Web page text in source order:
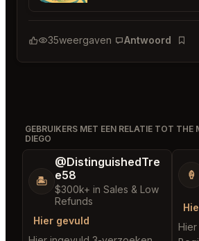
35weergaven Antwoord
GEBRUIKERS MET EEN RELATIE TOT THE
DIEGO
🏝️
@DistinguishedTre
e58
$300k+ in Sales & Low
Refunds
Hier gevuld
🍦
Hier